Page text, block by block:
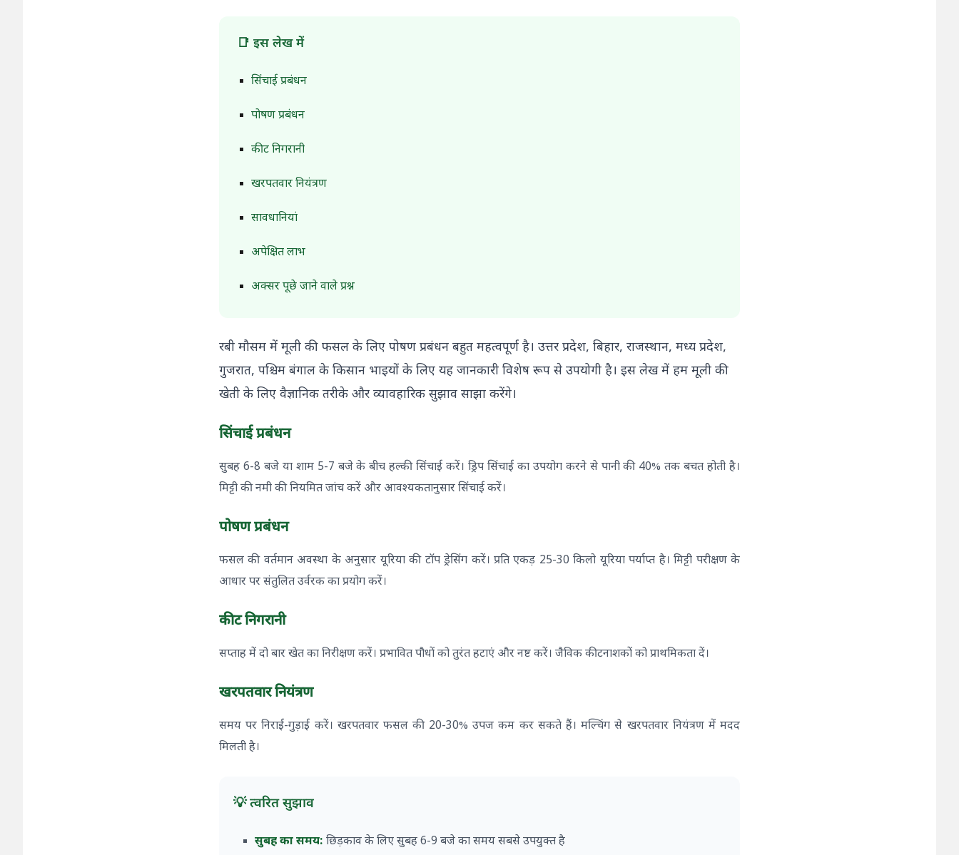
📑 इस लेख में
सिंचाई प्रबंधन
पोषण प्रबंधन
कीट निगरानी
खरपतवार नियंत्रण
सावधानियां
अपेक्षित लाभ
अक्सर पूछे जाने वाले प्रश्न
रबी मौसम में मूली की फसल के लिए पोषण प्रबंधन बहुत महत्वपूर्ण है। उत्तर प्रदेश, बिहार, राजस्थान, मध्य प्रदेश,
गुजरात, पश्चिम बंगाल के किसान भाइयों के लिए यह जानकारी विशेष रूप से उपयोगी है। इस लेख में हम मूली की
खेती के लिए वैज्ञानिक तरीके और व्यावहारिक सुझाव साझा करेंगे।
सिंचाई प्रबंधन
सुबह 6-8 बजे या शाम 5-7 बजे के बीच हल्की सिंचाई करें। ड्रिप सिंचाई का उपयोग करने से पानी की 40% तक बचत होती है।
मिट्टी की नमी की नियमित जांच करें और आवश्यकतानुसार सिंचाई करें।
पोषण प्रबंधन
फसल की वर्तमान अवस्था के अनुसार यूरिया की टॉप ड्रेसिंग करें। प्रति एकड़ 25-30 किलो यूरिया पर्याप्त है। मिट्टी परीक्षण के
आधार पर संतुलित उर्वरक का प्रयोग करें।
कीट निगरानी
सप्ताह में दो बार खेत का निरीक्षण करें। प्रभावित पौधों को तुरंत हटाएं और नष्ट करें। जैविक कीटनाशकों को प्राथमिकता दें।
खरपतवार नियंत्रण
समय पर निराई-गुड़ाई करें। खरपतवार फसल की 20-30% उपज कम कर सकते हैं। मल्चिंग से खरपतवार नियंत्रण में मदद
मिलती है।
💡 त्वरित सुझाव
सुबह का समय: छिड़काव के लिए सुबह 6-9 बजे का समय सबसे उपयुक्त है